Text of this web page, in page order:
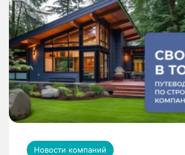
Новости компаний